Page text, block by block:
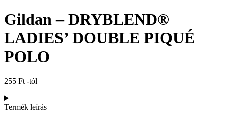
Gildan – DRYBLEND®
LADIES’ DOUBLE PIQUÉ
POLO
255 Ft -tól
Termék leírás